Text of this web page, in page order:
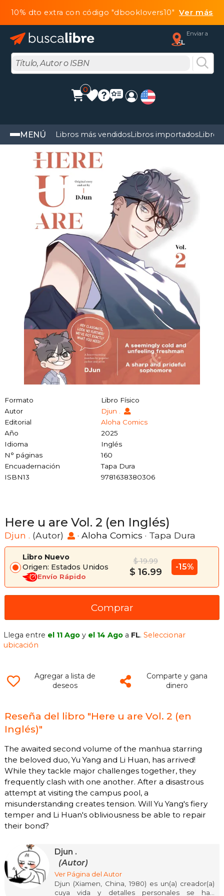
10% dto extra con código "dbooklovers10"Ver más
Enviar a
FL
0
MENÚ Libros más vendidosLibros importadosLibros
Formato
Libro Físico
Autor
Djun .
Editorial
Aloha Comics
Año
2025
Idioma
Inglés
N° páginas
160
Encuadernación
Tapa Dura
ISBN13
9781638380306
Here u are Vol. 2 (en Inglés)
Djun . (Autor) · Aloha Comics · Tapa Dura
Libro Nuevo
Origen: Estados Unidos
Envío Rápido
$ 19.99
$ 16.99 -15%
Comprar
Llega entre el 11 Ago y el 14 Ago a FL.Seleccionar
ubicación
Agregar a lista de
deseos
Comparte y gana
dinero
Reseña del libro "Here u are Vol. 2 (en
Inglés)"
The awaited second volume of the manhua starring
the beloved duo, Yu Yang and Li Huan, has arrived!
While they tackle major challenges together, they
frequently clash with one another. After a disastrous
attempt at visiting the campus pool, a
misunderstanding creates tension. Will Yu Yang's fiery
temper and Li Huan's obliviousness be able to repair
their bond?
Djun .
(Autor)
Ver Página del Autor
Djun (Xiamen, China, 1980) es un(a) creador(a)
cuya vida y detalles personales se han